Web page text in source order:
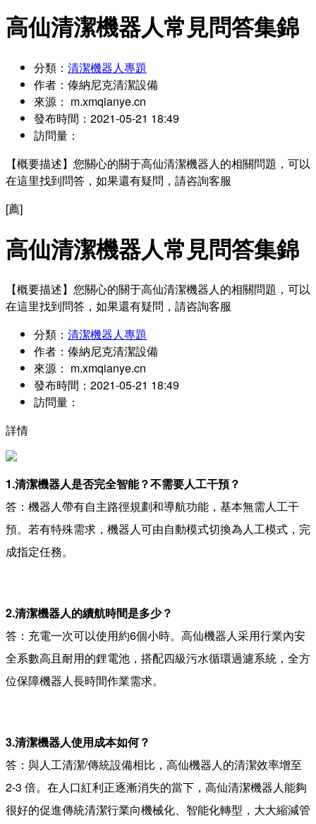
高仙清潔機器人常見問答集錦
分類： 清潔機器人專題
作者： 傣納尼克清潔設備
來源： m.xmqianye.cn
發布時間： 2021-05-21 18:49
訪問量：
【概要描述】 您關心的關于高仙清潔機器人的相關問題，可以
在這里找到問答，如果還有疑問，請咨詢客服
[薦]
高仙清潔機器人常見問答集錦
【概要描述】 您關心的關于高仙清潔機器人的相關問題，可以
在這里找到問答，如果還有疑問，請咨詢客服
分類： 清潔機器人專題
作者： 傣納尼克清潔設備
來源： m.xmqianye.cn
發布時間： 2021-05-21 18:49
訪問量：
詳情
1.清潔機器人是否完全智能？不需要人工干預？
答：機器人帶有自主路徑規劃和導航功能，基本無需人工干
預。若有特殊需求，機器人可由自動模式切換為人工模式，完
成指定任務。
2.清潔機器人的續航時間是多少？
答：充電一次可以使用約6個小時。高仙機器人采用行業內安
全系數高且耐用的鋰電池，搭配四級污水循環過濾系統，全方
位保障機器人長時間作業需求。
3.清潔機器人使用成本如何？
答：與人工清潔/傳統設備相比，高仙機器人的清潔效率增至
2-3 倍。在人口紅利正逐漸消失的當下，高仙清潔機器人能夠
很好的促進傳統清潔行業向機械化、智能化轉型，大大縮減管